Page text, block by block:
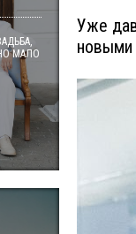
Уже
новыми
МАЛО